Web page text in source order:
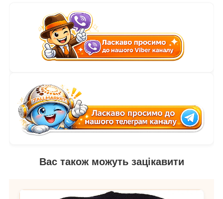
Вас також можуть зацікавити